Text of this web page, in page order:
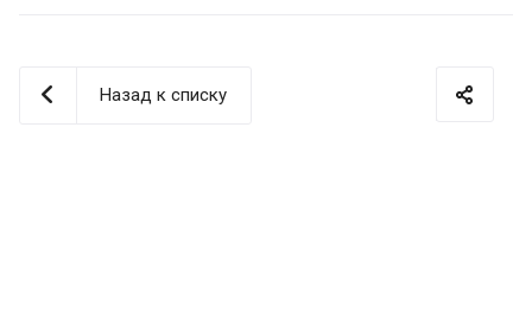
Назад к списку